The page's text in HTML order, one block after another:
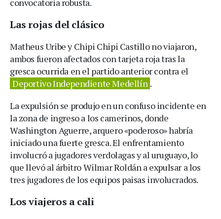
convocatoria robusta.
Las rojas del clásico
Matheus Uribe y Chipi Chipi Castillo no viajaron,
ambos fueron afectados con tarjeta roja tras la
gresca ocurrida en el partido anterior contra el
Deportivo Independiente Medellín .
La expulsión se produjo en un confuso incidente en
la zona de ingreso a los camerinos, donde
Washington Aguerre, arquero «poderoso» habría
iniciado una fuerte gresca. El enfrentamiento
involucró a jugadores verdolagas y al uruguayo, lo
que llevó al árbitro Wilmar Roldán a expulsar a los
tres jugadores de los equipos paisas involucrados.
Los viajeros a cali